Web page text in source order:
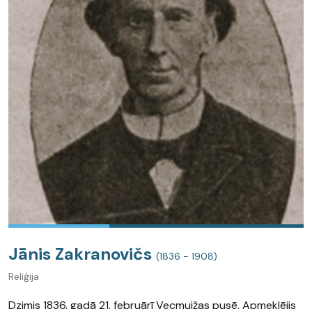
Jānis Zakranovičs (1836 - 1908)
Reliģija
Dzimis 1836. gadā 21. februārī Vecmuižas pusē. Apmeklējis